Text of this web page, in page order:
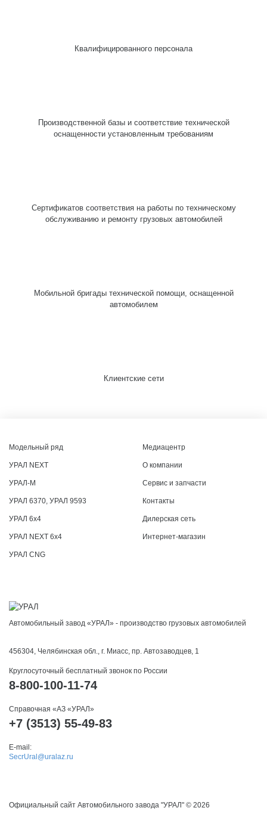
Квалифицированного персонала
Производственной базы и соответствие технической
оснащенности установленным требованиям
Сертификатов соответствия на работы по техническому
обслуживанию и ремонту грузовых автомобилей
Мобильной бригады технической помощи, оснащенной
автомобилем
Клиентские сети
Модельный ряд
УРАЛ NEXT
УРАЛ-М
УРАЛ 6370, УРАЛ 9593
УРАЛ 6x4
УРАЛ NEXT 6x4
УРАЛ CNG
Медиацентр
О компании
Сервис и запчасти
Контакты
Дилерская сеть
Интернет-магазин
Автомобильный завод «УРАЛ» - производство грузовых автомобилей
456304, Челябинская обл., г. Миасс, пр. Автозаводцев, 1
Круглосуточный бесплатный звонок по России
8-800-100-11-74
Справочная «АЗ «УРАЛ»
+7 (3513) 55-49-83
E-mail:
SecrUral@uralaz.ru
Официальный сайт Автомобильного завода "УРАЛ" © 2026